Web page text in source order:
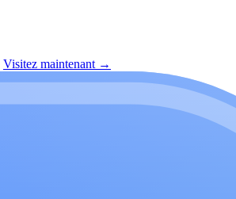
Visitez maintenant →